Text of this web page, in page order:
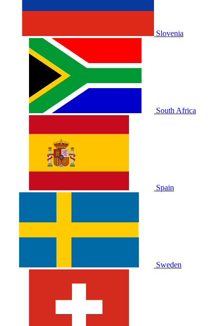
Slovenia
South Africa
Spain
Sweden